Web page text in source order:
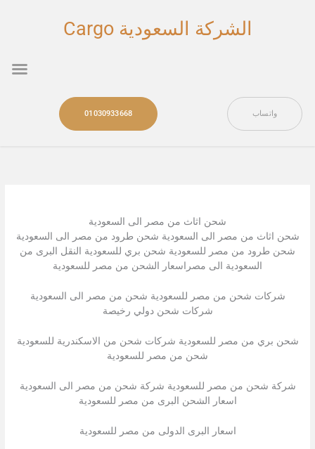
الشركة السعودية Cargo
واتساب 01030933668
شحن اثاث من مصر الى السعودية
شحن اثاث من مصر الى السعودية شحن طرود من مصر الى السعودية
شحن طرود من مصر للسعودية شحن بري للسعودية النقل البرى من
السعودية الى مصراسعار الشحن من مصر للسعودية
شركات شحن من مصر للسعودية شحن من مصر الى السعودية
شركات شحن دولي رخيصة
شحن بري من مصر للسعودية شركات شحن من الاسكندرية للسعودية
شحن من مصر للسعودية
شركة شحن من مصر للسعودية شركة شحن من مصر الى السعودية
اسعار الشحن البرى من مصر للسعودية
اسعار البرى الدولى من مصر للسعودية